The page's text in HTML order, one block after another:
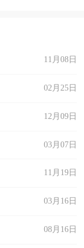
11月08日
02月25日
12月09日
03月07日
11月19日
03月16日
08月16日